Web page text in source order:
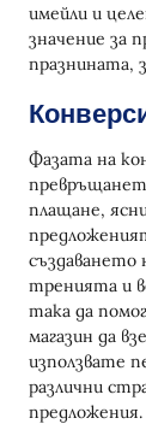
имейли и
значение за
празнината,
Фазата на
плащане,
създаването
тренията и
така да
магазин да
използвате
различни